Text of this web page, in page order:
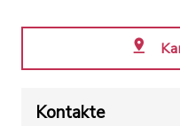
Kontakte